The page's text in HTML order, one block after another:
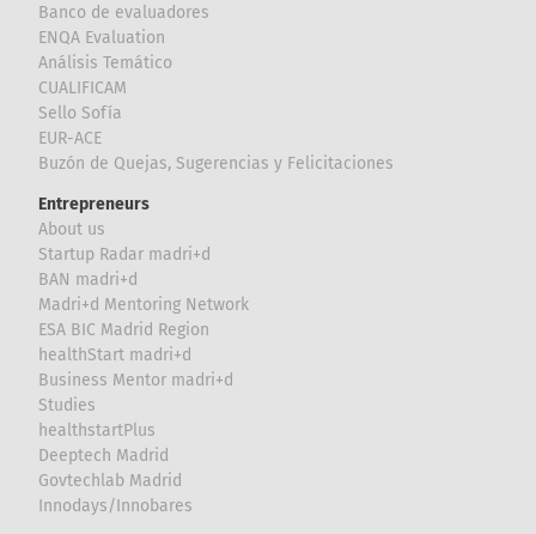
Banco de evaluadores
ENQA Evaluation
Análisis Temático
CUALIFICAM
Sello Sofía
EUR-ACE
Buzón de Quejas, Sugerencias y Felicitaciones
Entrepreneurs
About us
Startup Radar madri+d
BAN madri+d
Madri+d Mentoring Network
ESA BIC Madrid Region
healthStart madri+d
Business Mentor madri+d
Studies
healthstartPlus
Deeptech Madrid
Govtechlab Madrid
Innodays/Innobares